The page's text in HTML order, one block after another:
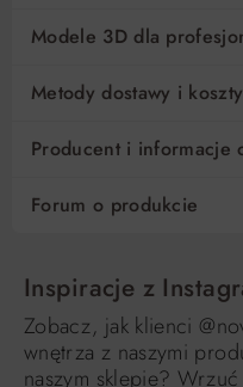
Modele 3D dla
Metody dostawy i
Producent i informacje
Forum o produkcie
Inspiracje z
Zobacz, jak klienci
wnętrza z naszymi
naszym sklepie?